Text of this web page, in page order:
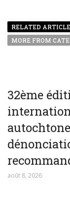
RELATED
MORE FROM
32ème
août 8, 2026